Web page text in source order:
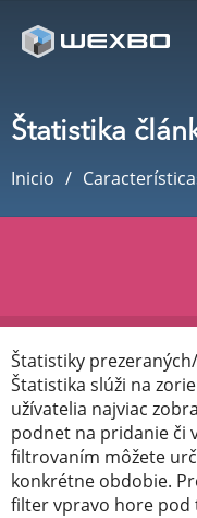
Štatistika
Inicio
Štatistiky
Štatistika slúži na
užívatelia najviac
podnet na pridanie či
filtrovaním môžete
konkrétne obdobie.
filter vpravo hore pod